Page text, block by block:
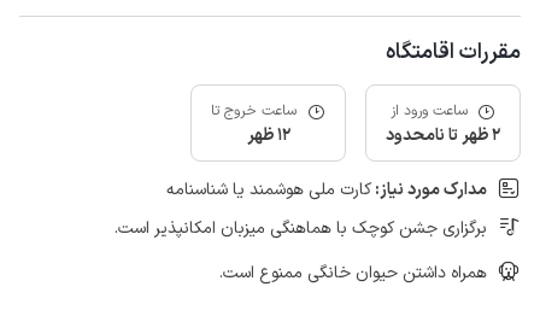
مقررات اقامتگاه
ساعت ورود از
2 ظهر تا نامحدود
ساعت خروج تا
12 ظهر
مدارک مورد نیاز:کارت ملی هوشمند یا شناسنامه
برگزاری جشن کوچک با هماهنگی میزبان امکانپذیر است.
همراه داشتن حیوان خانگی ممنوع است.